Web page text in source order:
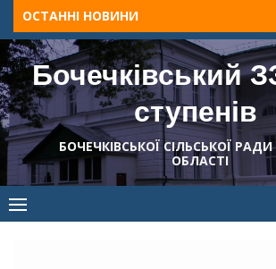
Skip
to
content
ОСТАННІ НОВИНИ
Бочечківський
ступенів
БОЧЕЧКІВСЬКОЇ СІЛЬСЬКОЇ
ОБЛАСТІ